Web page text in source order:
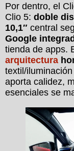
Por dentro, el
Clio 5: doble
10,1″ central
Google
tienda de apps.
arquitectura
textil/
aporta calidez,
esenciales se